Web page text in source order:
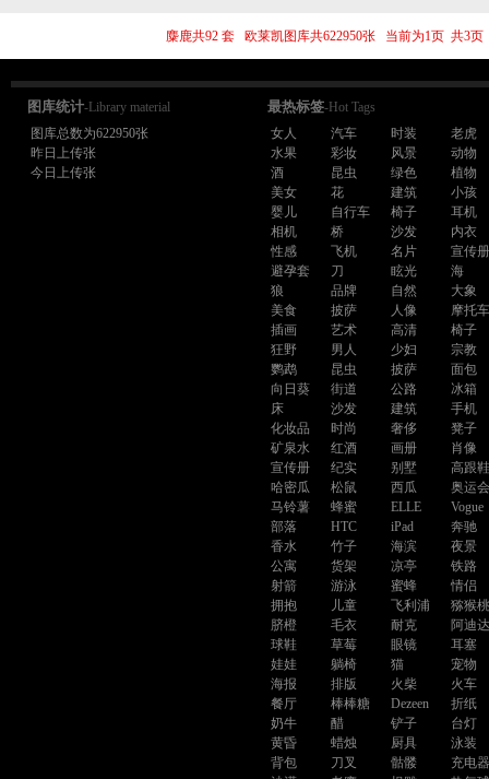
麋鹿共92 套 欧莱凯图库共622950张 当前为1页 共
图库统计-Library material
图库总数为622950张
昨日上传张
今日上传张
最热标签-Hot Tags
女人
汽车 时装
老虎
水果
彩妆 风景
动物
酒
昆虫 绿色
植物
美女
花 建筑
小孩
婴儿
自行车 椅子
耳机
相机
桥 沙发
内衣
性感
飞机 名片
宣传册
避孕套
刀 眩光
海
狼
品牌 自然
大象
美食
披萨 人像
摩托车
插画
艺术 高清
椅子
狂野
男人 少妇
宗教
鹦鹉
昆虫 披萨
面包
向日葵
街道 公路
冰箱
床
沙发 建筑
手机
化妆品
时尚 奢侈
凳子
矿泉水
红酒 画册
肖像
宣传册
纪实 别墅
高跟鞋
哈密瓜
松鼠 西瓜
奥运会
马铃薯
蜂蜜 ELLE
Vogue
部落
HTC iPad
奔驰
香水
竹子 海滨
夜景
公寓
货架 凉亭
铁路
射箭
游泳 蜜蜂
情侣
拥抱
儿童 飞利浦
猕猴桃
脐橙
毛衣 耐克
阿迪
球鞋
草莓 眼镜
耳塞
娃娃
躺椅 猫
宠物
海报
排版 火柴
火车
餐厅
棒棒糖 Dezeen
折纸
奶牛
醋 铲子
台灯
黄昏
蜡烛 厨具
泳装
背包
刀叉 骷髅
充电器